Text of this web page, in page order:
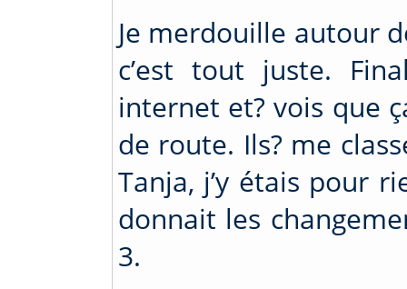
Je merdouille autour
c’est tout juste.
internet et? vois que
de route. Ils? me
Tanja, j’y étais pour
donnait les
3.